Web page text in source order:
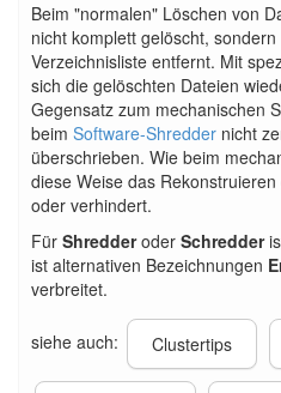
Beim "normalen" Löschen von
nicht komplett gelöscht,
Verzeichnisliste entfernt. Mit
sich die gelöschten Dateien
Gegensatz zum mechanischen
beim Software-Shredder nicht
überschrieben. Wie beim
diese Weise das
oder verhindert.
Für Shredderoder Schredder
ist alternativen Bezeichnungen
verbreitet.
siehe auch: Clustertips